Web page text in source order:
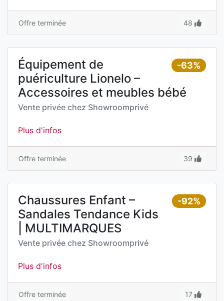
Offre terminée 48
-63%
Équipement de
puériculture Lionelo –
Accessoires et meubles bébé
Vente privée chez Showroomprivé
Plus d'infos
Offre terminée 39
-92%
Chaussures Enfant –
Sandales Tendance Kids
| MULTIMARQUES
Vente privée chez Showroomprivé
Plus d'infos
Offre terminée 17